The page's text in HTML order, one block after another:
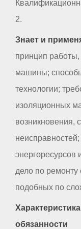
2.
Знает и
принцип работы,
машины;
технологии;
изоляционных
возникновения,
энергоресурсов
дело по ремонту
подобных по
обязанности